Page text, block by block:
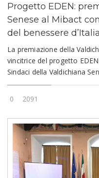
Progetto EDEN:
Senese al Mibact
del benessere d’Italia
La premiazione della
vincitrice del progetto
Sindaci della Valdichiana
0 2091